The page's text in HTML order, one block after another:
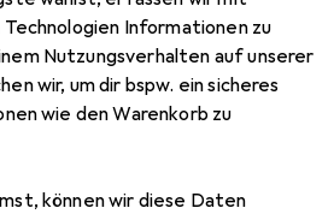
Technologien Informationen zu
Nutzungsverhalten auf unserer
wir, um dir bspw. ein sicheres
wie den Warenkorb zu
können wir diese Daten
MP600 CORE XT
GB, M.2 2280
MP600 CORE